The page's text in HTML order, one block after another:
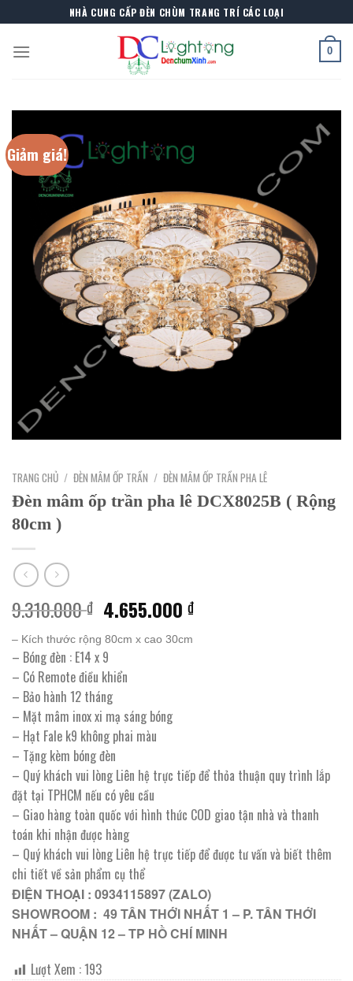
to
content
NHÀ CUNG CẤP ĐÈN CHÙM TRANG TRÍ CÁC LOẠI
0
Giảm giá!
TRANG CHỦ / ĐÈN MÂM ỐP TRẦN / ĐÈN MÂM ỐP TRẦN PHA LÊ
Đèn mâm ốp trần pha lê DCX8025B ( Rộng
80cm )
9.310.000₫ Giá
gốc
là:
9.310.000 ₫.
4.655.000₫Giá
– Kích thước rộng 80cm x cao 30cm
– Bóng đèn : E14 x 9
– Có Remote điều khiển
– Bảo hành 12 tháng
– Mặt mâm inox xi mạ sáng bóng
– Hạt Fale k9 không phai màu
– Tặng kèm bóng đèn
– Quý khách vui lòng Liên hệ trực tiếp để thỏa thuận quy trình lắp
đặt tại TPHCM nếu có yêu cầu
– Giao hàng toàn quốc với hình thức COD giao tận nhà và thanh
toán khi nhận được hàng
– Quý khách vui lòng Liên hệ trực tiếp để được tư vấn và biết thêm
chi tiết về sản phẩm cụ thể
ĐIỆN THOẠI : 0934115897 (ZALO)
SHOWROOM : 49 TÂN THỚI NHẤT 1 – P. TÂN THỚI
NHẤT – QUẬN 12 – TP HỒ CHÍ MINH
Lượt Xem :193